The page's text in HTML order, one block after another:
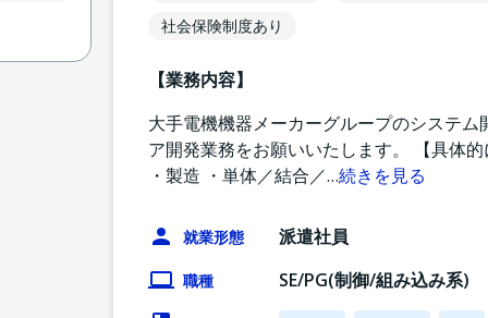
社会保険制度あり
【業務内容】
大手電機機器メーカーグループのシステ
ア開発業務をお願いいたします。 【具体
・製造 ・単体／結合／…続きを見る
就業形態 派遣社員
職種 SE/PG(制御/組み込み系)